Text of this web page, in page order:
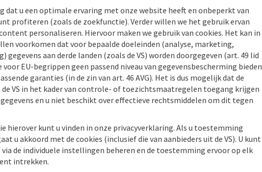
dat u een optimale ervaring met onze website heeft en onbeperkt van
profiteren (zoals de zoekfunctie). Verder willen we het gebruik ervan
personaliseren. Hiervoor maken we gebruik van cookies. Het kan in
voorkomen dat voor bepaalde doeleinden (analyse, marketing,
gegevens aan derde landen (zoals de VS) worden doorgegeven (art. 49 lid
voor EU-begrippen geen passend niveau van gegevensbescherming bieden
garanties (in de zin van art. 46 AVG). Het is dus mogelijk dat de
VS in het kader van controle- of toezichtsmaatregelen toegang krijgen
en u niet beschikt over effectieve rechtsmiddelen om dit tegen
hierover kunt u vinden in onze privacyverklaring. Als u toestemming
u akkoord met de cookies (inclusief die van aanbieders uit de VS). U kunt
via de individuele instellingen beheren en de toestemming ervoor op elk
intrekken.